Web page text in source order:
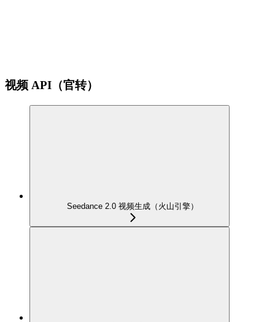
视频 API（官转）
Seedance 2.0 视频生成（火山引擎）